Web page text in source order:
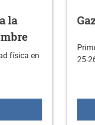
la
física en
de orientación a la
25-